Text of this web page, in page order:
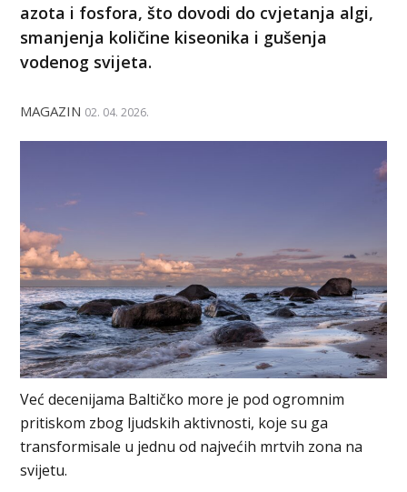
azota i fosfora, što dovodi do cvjetanja algi,
smanjenja količine kiseonika i gušenja
vodenog svijeta.
MAGAZIN 02. 04. 2026.
Već decenijama Baltičko more je pod ogromnim
pritiskom zbog ljudskih aktivnosti, koje su ga
transformisale u jednu od najvećih mrtvih zona na
svijetu.